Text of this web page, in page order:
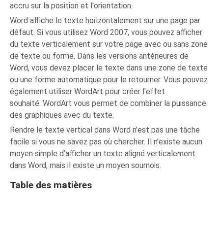
accru sur la position et l'orientation.
Word affiche le texte horizontalement sur une page par
défaut. Si vous utilisez Word 2007, vous pouvez afficher
du texte verticalement sur votre page avec ou sans zone
de texte ou forme. Dans les versions antérieures de
Word, vous devez placer le texte dans une zone de texte
ou une forme automatique pour le retourner. Vous pouvez
également utiliser WordArt pour créer l'effet
souhaité. WordArt vous permet de combiner la puissance
des graphiques avec du texte.
Rendre le texte vertical dans Word n’est pas une tâche
facile si vous ne savez pas où chercher. Il n’existe aucun
moyen simple d’afficher un texte aligné verticalement
dans Word, mais il existe un moyen sournois.
Table des matières